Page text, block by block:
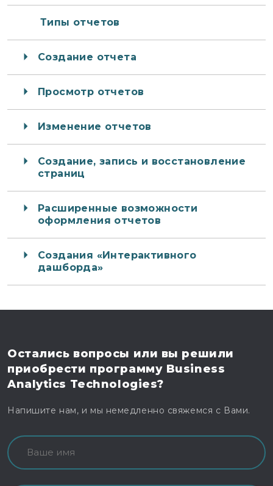
Типы отчетов
Создание отчета
Просмотр отчетов
Изменение отчетов
Создание, запись и восстановление
страниц
Расширенные возможности
оформления отчетов
Создания «Интерактивного
дашборда»
Остались вопросы или вы решили
приобрести программу Business
Analytics Technologies?
Напишите нам, и мы немедленно свяжемся с Вами.